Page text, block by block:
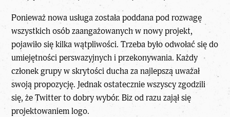
Ponieważ nowa usługa została poddana pod rozwagę
wszystkich osób zaangażowanych w nowy projekt,
pojawiło się kilka wątpliwości. Trzeba było odwołać się do
umiejętności perswazyjnych i przekonywania. Każdy
członek grupy w skrytości ducha za najlepszą uważał
swoją propozycję. Jednak ostatecznie wszyscy zgodzili
się, że Twitter to dobry wybór. Biz od razu zajął się
projektowaniem logo.